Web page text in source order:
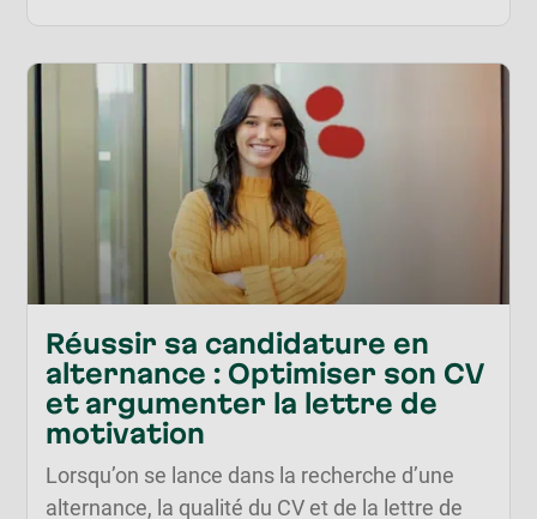
Réussir sa candidature en
alternance : Optimiser son CV
et argumenter la lettre de
motivation
Lorsqu’on se lance dans la recherche d’une
alternance, la qualité du CV et de la lettre de